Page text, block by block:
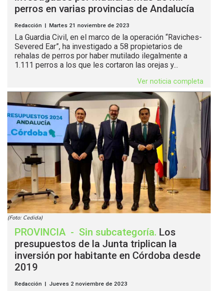
perros en varias provincias de Andalucía
Redacción | Martes 21 noviembre de 2023
La Guardia Civil, en el marco de la operación “Raviches-
Severed Ear”, ha investigado a 58 propietarios de
rehalas de perros por haber mutilado ilegalmente a
1.111 perros a los que les cortaron las orejas y...
Ver noticia completa
(Foto: Cedida)
PROVINCIA - Sin subcategoría. Los
presupuestos de la Junta triplican la
inversión por habitante en Córdoba desde
2019
Redacción | Jueves 2 noviembre de 2023